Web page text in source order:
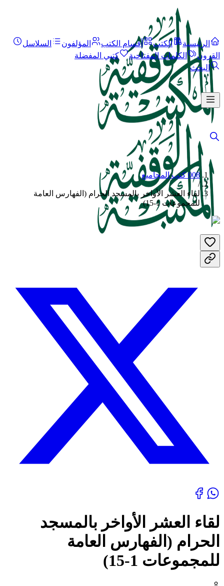
الرئيسية الكتب أقسام الكتب المؤلفون
السلاسل
القرون
الكلمات المفتاحية
كتبي المفضلة
البحث
008 كتب المجاميع
/
لقاء العشر الأواخر بالمسجد الحرام (الفهارس العامة
للمجموعات 1-15)
لقاء العشر الأواخر بالمسجد
الحرام (الفهارس العامة
للمجموعات 1-15)